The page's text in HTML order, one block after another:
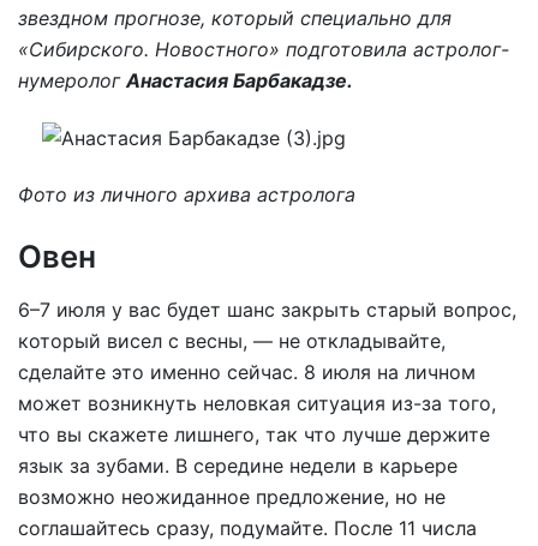
звездном прогнозе, который специально для
«Сибирского. Новостного» подготовила астролог-
нумеролог Анастасия Барбакадзе.
Фото из личного архива астролога
Овен
6–7 июля у вас будет шанс закрыть старый вопрос,
который висел с весны, — не откладывайте,
сделайте это именно сейчас. 8 июля на личном
может возникнуть неловкая ситуация из-за того,
что вы скажете лишнего, так что лучше держите
язык за зубами. В середине недели в карьере
возможно неожиданное предложение, но не
соглашайтесь сразу, подумайте. После 11 числа